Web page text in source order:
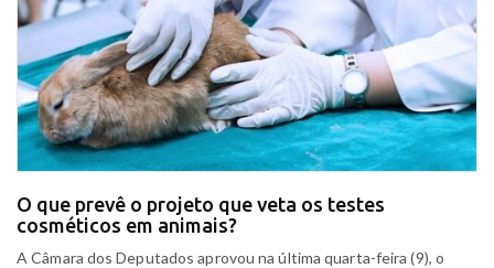
O que prevê o projeto que veta os testes
cosméticos em animais?
A Câmara dos Deputados aprovou na última quarta-feira (9), o